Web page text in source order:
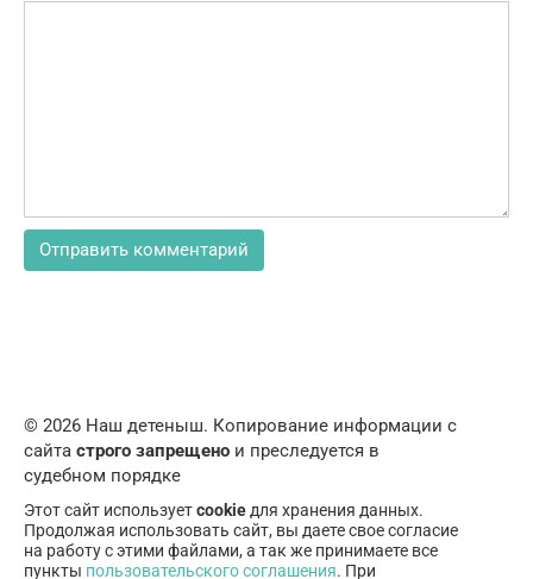
© 2026 Наш детеныш. Копирование информации с
сайта строго запрещено и преследуется в
судебном порядке
Этот сайт используетcookie для хранения данных.
Продолжая использовать сайт, вы даете свое согласие
на работу с этими файлами, а так же принимаете все
пункты пользовательского соглашения. При